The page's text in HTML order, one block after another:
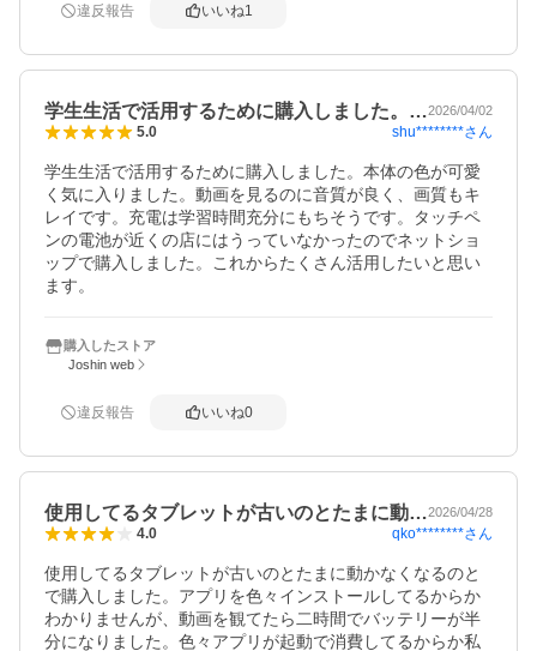
違反報告 いいね1
学生生活で活用するために購入しました。…2026/04/02
5.0 shu********さん
学生生活で活用するために購入しました。本体の色が可愛
く気に入りました。動画を見るのに音質が良く、画質もキ
レイです。充電は学習時間充分にもちそうです。タッチペ
ンの電池が近くの店にはうっていなかったのでネットショ
ップで購入しました。これからたくさん活用したいと思い
ます。
購入したストア
Joshin web
違反報告 いいね0
使用してるタブレットが古いのとたまに動…2026/04/28
4.0 qko********さん
使用してるタブレットが古いのとたまに動かなくなるのと
で購入しました。アプリを色々インストールしてるからか
わかりませんが、動画を観てたら二時間でバッテリーが半
分になりました。色々アプリが起動で消費してるからか私